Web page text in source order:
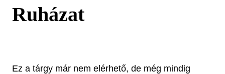
Ruházat
Ez a tárgy már nem elérhető, de még mindig